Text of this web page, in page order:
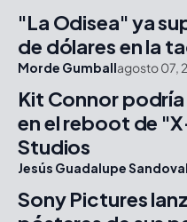
"La Odisea" ya
de dólares en la
Morde Gumballagosto 07,
Kit Connor
en el reboot de
Studios
Jesús Guadalupe
Sony Pictures